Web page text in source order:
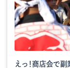
えっ！商店会で